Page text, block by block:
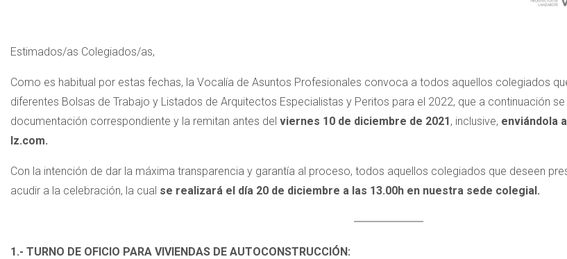
Estimados/as Colegiados/as,
Como es habitual por estas fechas, la Vocalía de Asuntos Profesionales convoca a todos aquellos colegiados
diferentes Bolsas de Trabajo y Listados de Arquitectos Especialistas y Peritos para el 2022, que a continuación
documentación correspondiente y la remitan antes del viernes 10 de diciembre de 2021, inclusive, enviándola
lz.com.
Con la intención de dar la máxima transparencia y garantía al proceso, todos aquellos colegiados que deseen
acudir a la celebración, la cual se realizará el día 20 de diciembre a las 13.00h en nuestra sede colegial.
1.- TURNO DE OFICIO PARA VIVIENDAS DE AUTOCONSTRUCCIÓN: